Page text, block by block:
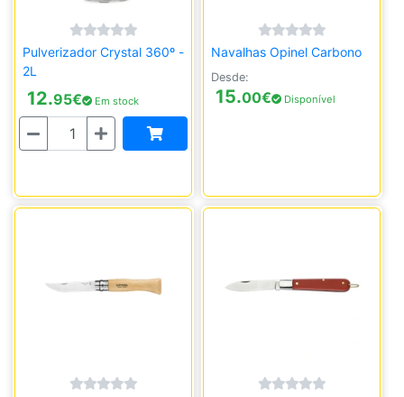
Pulverizador Crystal 360º -
2L
12.95€ Em stock
Quantidade
Navalhas Opinel Carbono
Desde:
15.00€ Disponível